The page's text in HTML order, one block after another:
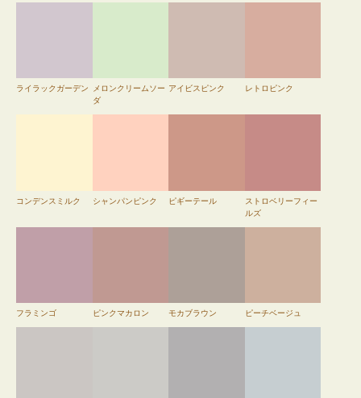
ライラックガーデン
メロンクリームソー
ダ
アイビスピンク レトロピンク
コンデンスミルク シャンパンピンク ピギーテール
ストロベリーフィー
ルズ
フラミンゴ ピンクマカロン モカブラウン ピーチベージュ